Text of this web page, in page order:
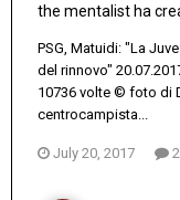
the mentalist ha
PSG, Matuidi: "La
del rinnovo"
10736 volte © foto di
centrocampista...
July 20, 2017